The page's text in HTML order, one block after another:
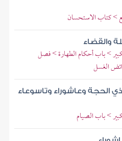
> كتاب الاستحسان
والقضاء
> باب أحكام الطهارة > فصل
الغسل
الحجة وعاشوراء وتاسوعاء
> باب الصيام